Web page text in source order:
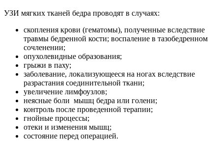
УЗИ мягких тканей бедра проводят в случаях:
скопления крови (гематомы), полученные вследствие
травмы бедренной кости; воспаление в тазобедренном
сочленении;
опухолевидные образования;
грыжи в паху;
заболевание, локализующееся на ногах вследствие
разрастания соединительной ткани;
увеличение лимфоузлов;
неясные боли мышц бедра или голени;
контроль после проведенной терапии;
гнойные процессы;
отеки и изменения мышц;
состояние перед операцией.